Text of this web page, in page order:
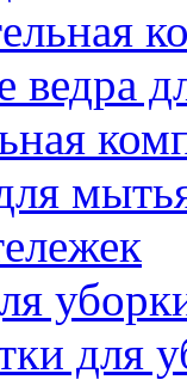
ведра
для